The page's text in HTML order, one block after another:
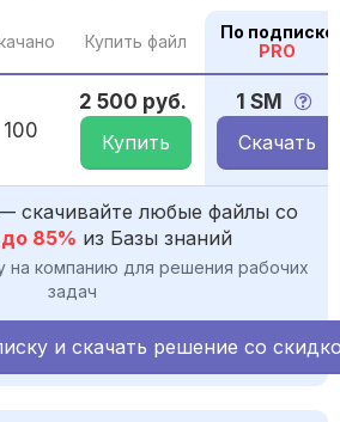
Купить файл
По подписке
PRO
100
2 500 руб.
Купить
1 SM
Скачать
скачивайте любые файлы со
85% из Базы знаний
на компанию для решения рабочих
задач
и скачать решение со